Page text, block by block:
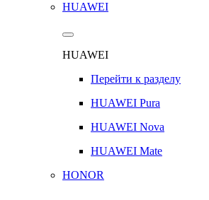
HUAWEI
HUAWEI
Перейти к разделу
HUAWEI Pura
HUAWEI Nova
HUAWEI Mate
HONOR